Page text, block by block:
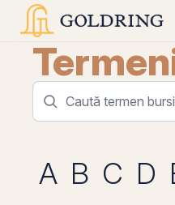
A B C D